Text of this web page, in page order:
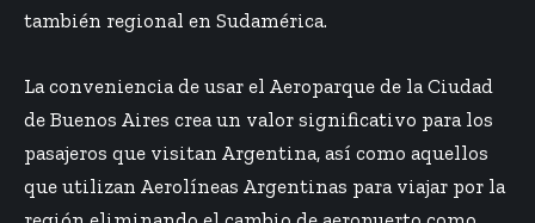
también regional en Sudamérica.
La conveniencia de usar el Aeroparque de la Ciudad
de Buenos Aires crea un valor significativo para los
pasajeros que visitan Argentina, así como aquellos
que utilizan Aerolíneas Argentinas para viajar por la